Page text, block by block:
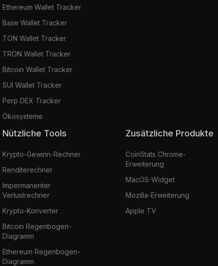
Ethereum Wallet Tracker
Base Wallet Tracker
TON Wallet Tracker
TRON Wallet Tracker
Bitcoin Wallet Tracker
SUI Wallet Tracker
Perp DEX Tracker
Ökosysteme
Nützliche Tools
Krypto-Gewinn-Rechner
Renditerechner
Impermanenter
Verlustrechner
Krypto-Konverter
Bitcoin Regenbogen-
Diagramm
Ethereum Regenbogen-
Diagramm
Zusätzliche Produkte
CoinStats Chrome-
Erweiterung
MacOS-Widget
Mozilla-Erweiterung
Apple TV